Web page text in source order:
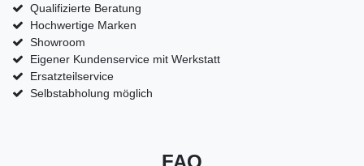
Qualifizierte Beratung
Hochwertige Marken
Showroom
Eigener Kundenservice mit Werkstatt
Ersatzteilservice
Selbstabholung möglich
FAQ